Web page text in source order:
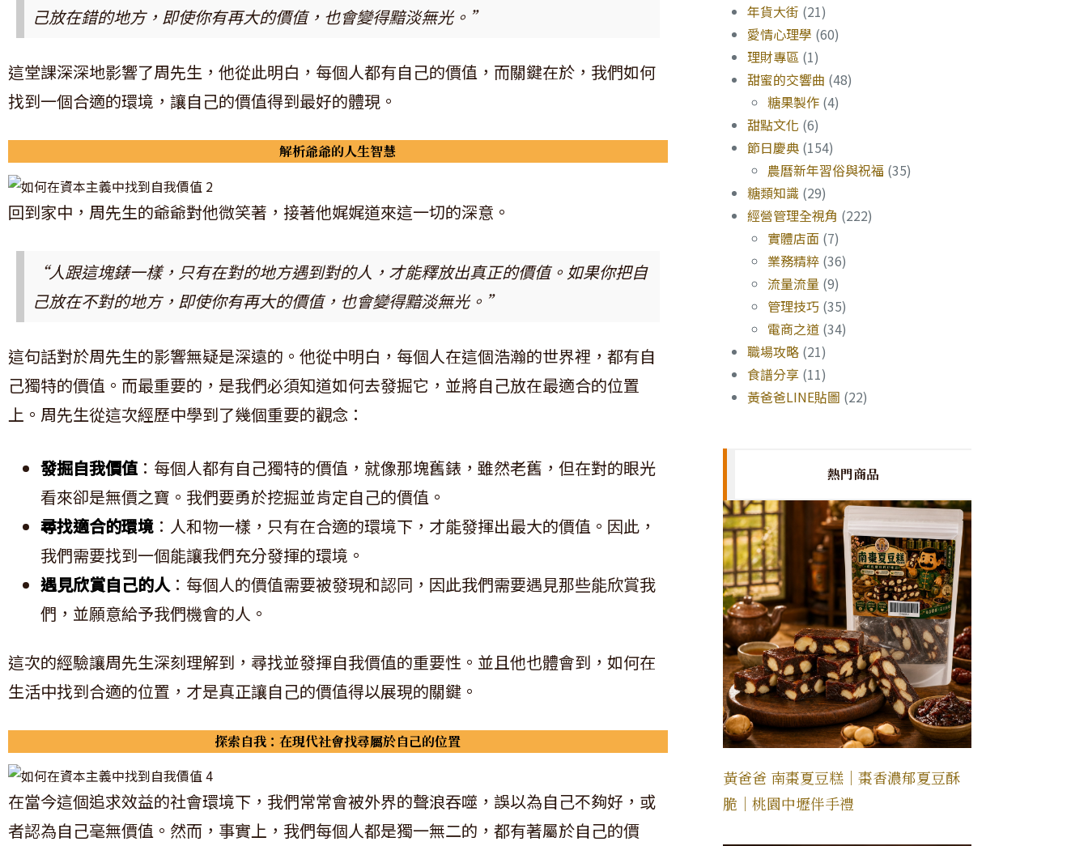
己放在錯的地方，即使你有再大的價值，也會變得黯淡無光。”
這堂課深深地影響了周先生，他從此明白，每個人都有自己的價值，而關鍵在於，我們如何
找到一個合適的環境，讓自己的價值得到最好的體現。
解析爺爺的人生智慧
回到家中，周先生的爺爺對他微笑著，接著他娓娓道來這一切的深意。
“人跟這塊錶一樣，只有在對的地方遇到對的人，才能釋放出真正的價值。如果你把自
己放在不對的地方，即使你有再大的價值，也會變得黯淡無光。”
這句話對於周先生的影響無疑是深遠的。他從中明白，每個人在這個浩瀚的世界裡，都有自
己獨特的價值。而最重要的，是我們必須知道如何去發掘它，並將自己放在最適合的位置
上。周先生從這次經歷中學到了幾個重要的觀念：
發掘自我價值 ：每個人都有自己獨特的價值，就像那塊舊錶，雖然老舊，但在對的眼光
看來卻是無價之寶。我們要勇於挖掘並肯定自己的價值。
尋找適合的環境 ：人和物一樣，只有在合適的環境下，才能發揮出最大的價值。因此，
我們需要找到一個能讓我們充分發揮的環境。
遇見欣賞自己的人 ：每個人的價值需要被發現和認同，因此我們需要遇見那些能欣賞我
們，並願意給予我們機會的人。
這次的經驗讓周先生深刻理解到，尋找並發揮自我價值的重要性。並且他也體會到，如何在
生活中找到合適的位置，才是真正讓自己的價值得以展現的關鍵。
探索自我：在現代社會找尋屬於自己的位置
在當今這個追求效益的社會環境下，我們常常會被外界的聲浪吞噬，誤以為自己不夠好，或
者認為自己毫無價值。然而，事實上，我們每個人都是獨一無二的，都有著屬於自己的價
年貨大街 (21)
愛情心理學 (60)
理財專區 (1)
甜蜜的交響曲 (48)
糖果製作 (4)
甜點文化 (6)
節日慶典 (154)
農曆新年習俗與祝福 (35)
糖類知識 (29)
經營管理全視角 (222)
實體店面 (7)
業務精粹 (36)
流量流量 (9)
管理技巧 (35)
電商之道 (34)
職場攻略 (21)
食譜分享 (11)
黃爸爸LINE貼圖 (22)
熱門商品
黃爸爸 南棗夏豆糕｜棗香濃郁夏豆酥
脆｜桃園中壢伴手禮